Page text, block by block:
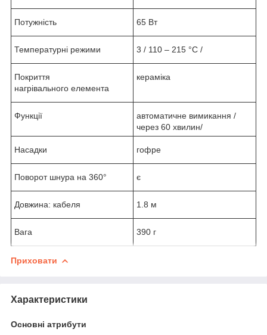
Потужність 65 Вт
Температурні режими 3 / 110 – 215 °С /
Покриття
нагрівального елемента
кераміка
Функції
автоматичне вимикання /
через 60 хвилин/
Насадки гофре
Поворот шнура на 360° є
Довжина: кабеля 1.8 м
Вага 390 г
Приховати
Характеристики
Основні атрибути